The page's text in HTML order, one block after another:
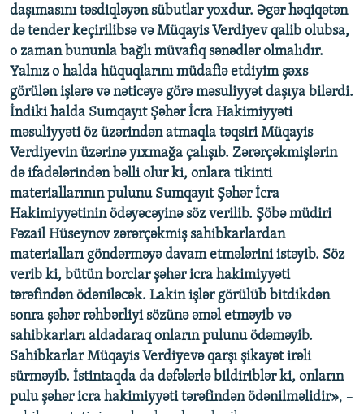
daşımasını təsdiqləyən sübutlar yoxdur. Əgər həqiqətən
də tender keçirilibsə və Müqayis Verdiyev qalib olubsa,
o zaman bununla bağlı müvafiq sənədlər olmalıdır.
Yalnız o halda hüquqlarını müdafiə etdiyim şəxs
görülən işlərə və nəticəyə görə məsuliyyət daşıya bilərdi.
İndiki halda Sumqayıt Şəhər İcra Hakimiyyəti
məsuliyyəti öz üzərindən atmaqla təqsiri Müqayis
Verdiyevin üzərinə yıxmağa çalışıb. Zərərçəkmişlərin
də ifadələrindən bəlli olur ki, onlara tikinti
materiallarının pulunu Sumqayıt Şəhər İcra
Hakimiyyətinin ödəyəcəyinə söz verilib. Şöbə müdiri
Fəzail Hüseynov zərərçəkmiş sahibkarlardan
materialları göndərməyə davam etmələrini istəyib. Söz
verib ki, bütün borclar şəhər icra hakimiyyəti
tərəfindən ödəniləcək. Lakin işlər görülüb bitdikdən
sonra şəhər rəhbərliyi sözünə əməl etməyib və
sahibkarları aldadaraq onların pulunu ödəməyib.
Sahibkarlar Müqayis Verdiyevə qarşı şikayət irəli
sürməyib. İstintaqda da dəfələrlə bildiriblər ki, onların
pulu şəhər icra hakimiyyəti tərəfindən ödənilməlidir», –